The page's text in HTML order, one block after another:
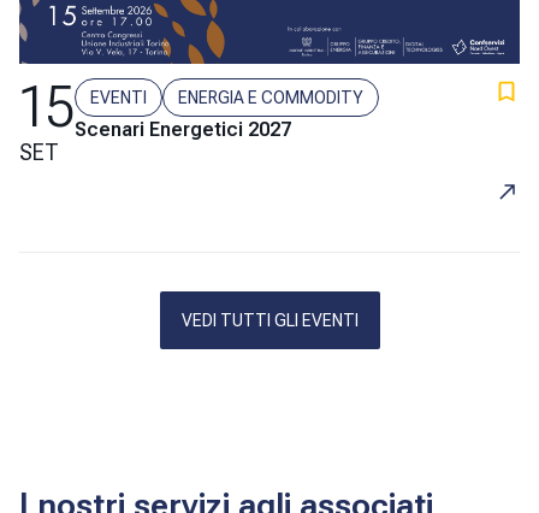
15
SET
EVENTI ENERGIA E COMMODITY
Scenari Energetici 2027
VEDI TUTTI GLI EVENTI
I nostri servizi agli associati